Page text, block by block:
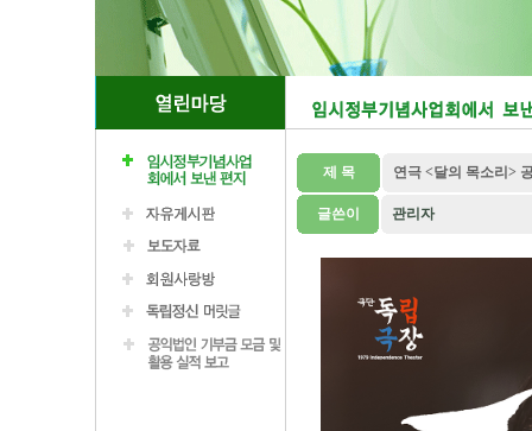
제 목 연극 <달의 목소리>
글쓴이 관리자